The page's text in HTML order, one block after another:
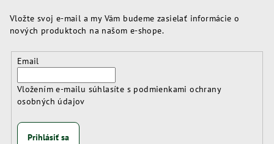
Vložte svoj e-mail a my Vám budeme zasielať informácie o
nových produktoch na našom e-shope.
Email
Vložením e-mailu súhlasíte s podmienkami ochrany
osobných údajov
Prihlásiť sa